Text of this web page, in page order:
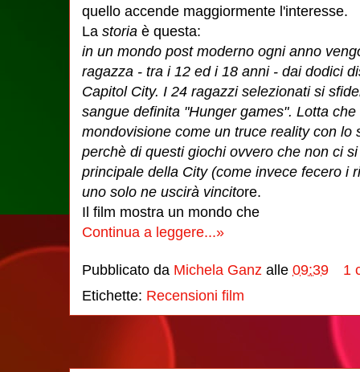
quello accende maggiormente l'interesse.
La storia è questa:
in un mondo post moderno ogni anno
ragazza - tra i 12 ed i 18 anni - dai dodici
Capitol City. I 24 ragazzi selezionati si
sangue definita "Hunger games". Lotta
mondovisione come un truce reality con lo
perchè di questi giochi ovvero che non ci
principale della City (come invece fecero i
uno solo ne uscirà vincitore.
Il film mostra un mondo che
Continua a leggere...»
Pubblicato da Michela Ganz alle 09:39
1
Etichette: Recensioni film